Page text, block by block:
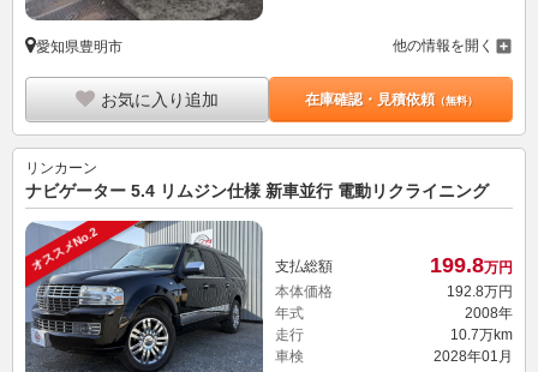
愛知県豊明市 他の情報を開く
お気に入り追加 在庫確認・見積依頼（無料）
リンカーン
ナビゲーター 5.4 リムジン仕様 新車並行 電動リクライニング
オススメNo.2 支払総額 199.8万円
本体価格
192. 8万円
年式
2008年
走行
10.7万km
車検
2028年01月